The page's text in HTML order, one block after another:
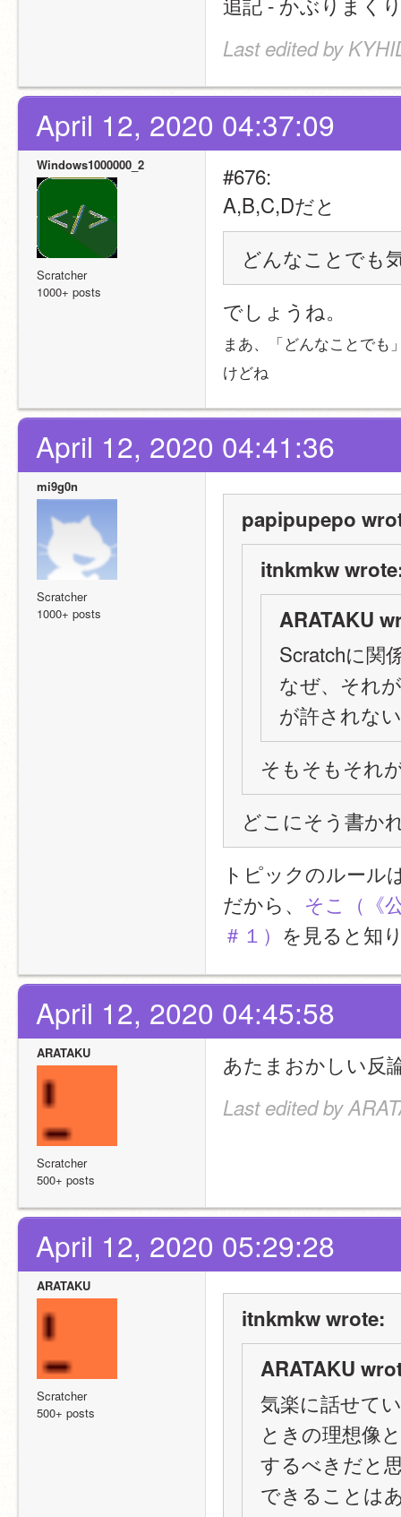
Last edited by
April 12, 2020 04:37:09
Windows1000000_2
Scratcher
1000+ posts
#676:
A,B,C,Dだと
どんなことでも
でしょうね。
まあ、「どんなことでも
けどね
April 12, 2020 04:41:36
mi9g0n
Scratcher
1000+ posts
papipupepo
itnkmkw
ARATAKU
Scratchに関
なぜ、それ
が許されな
そもそもそれ
どこにそう書か
トピックのルール
だから、 そこ（《
＃１） を見ると知
April 12, 2020 04:45:58
ARATAKU
Scratcher
500+ posts
あたまおかしい反
Last edited by
April 12, 2020 05:29:28
ARATAKU
Scratcher
500+ posts
itnkmkw wrote:
ARATAKU
気楽に話せて
ときの理想像
するべきだと
できることは